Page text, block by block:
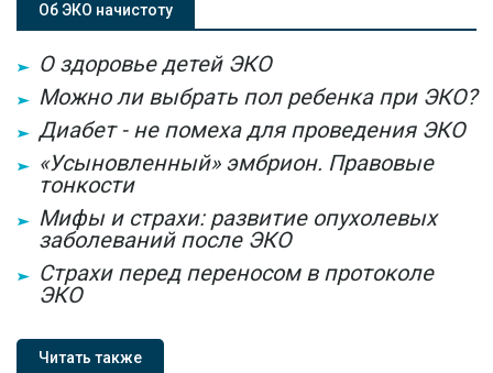
Об ЭКО начистоту
О здоровье детей ЭКО
Можно ли выбрать пол ребенка при ЭКО?
Диабет - не помеха для проведения ЭКО
«Усыновленный» эмбрион. Правовые
тонкости
Мифы и страхи: развитие опухолевых
заболеваний после ЭКО
Страхи перед переносом в протоколе
ЭКО
Читать также